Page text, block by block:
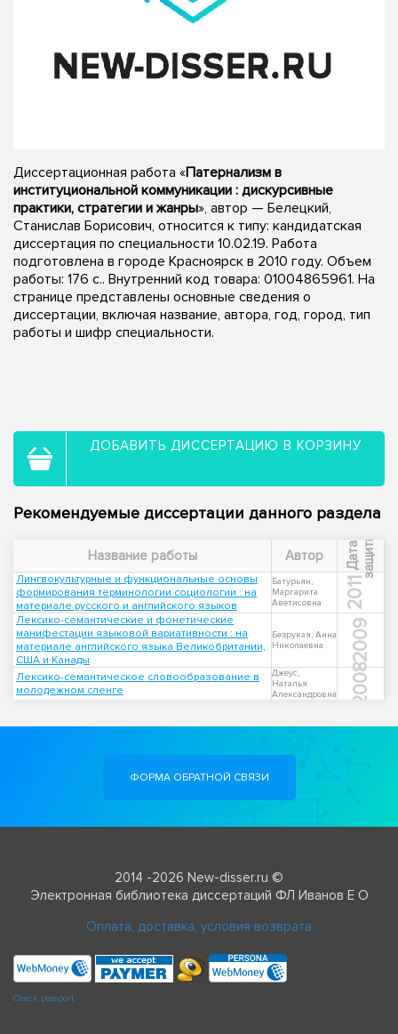
Диссертационная работа «Патернализм в
институциональной коммуникации : дискурсивные
практики, стратегии и жанры», автор — Белецкий,
Станислав Борисович, относится к типу: кандидатская
диссертация по специальности 10.02.19. Работа
подготовлена в городе Красноярск в 2010 году. Объем
работы: 176 с.. Внутренний код товара: 01004865961. На
странице представлены основные сведения о
диссертации, включая название, автора, год, город, тип
работы и шифр специальности.
ДОБАВИТЬ ДИССЕРТАЦИЮ В КОРЗИНУ
Рекомендуемые диссертации данного раздела
Название работы Автор Д
а
т
а
з
а
щ
и
т ы
Лингвокультурные и функциональные основы
формирования терминологии социологии : на
материале русского и английского языков
Батурьян,
Маргарита
Аветисовна
2011
Лексико-семантические и фонетические
манифестации языковой вариативности : на
материале английского языка Великобритании,
США и Канады
Безрукая, Анна
Николаевна
2009
Лексико-семантическое словообразование в
молодежном сленге
Джеус,
Наталья
Александровна
2008
ФОРМА ОБРАТНОЙ СВЯЗИ
2014 -2026 New-disser.ru ©
Электронная библиотека диссертаций ФЛ Иванов Е О
Оплата, доставка, условия возврата
Check passport